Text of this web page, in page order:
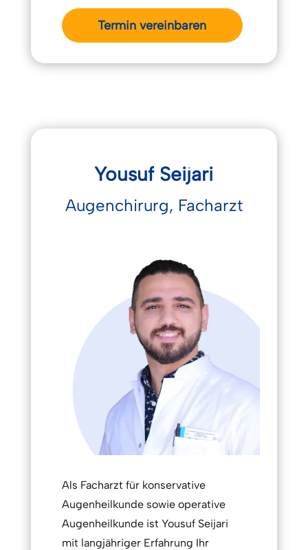
Termin vereinbaren
Yousuf Seijari
Augenchirurg, Facharzt
Als Facharzt für konservative
Augenheilkunde sowie operative
Augenheilkunde ist Yousuf Seijari
mit langjähriger Erfahrung Ihr